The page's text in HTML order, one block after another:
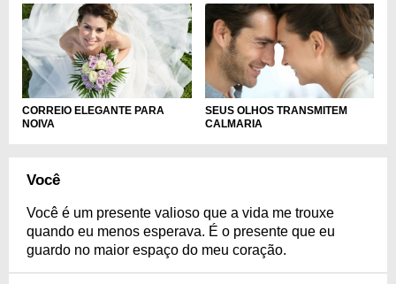
CORREIO ELEGANTE PARA
NOIVA
SEUS OLHOS TRANSMITEM
CALMARIA
Você
Você é um presente valioso que a vida me trouxe
quando eu menos esperava. É o presente que eu
guardo no maior espaço do meu coração.